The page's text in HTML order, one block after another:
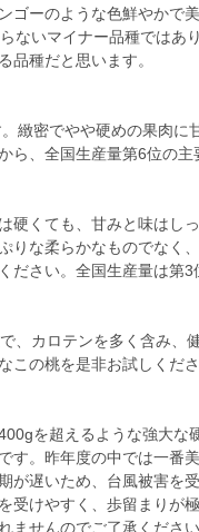
ゴーのような色鮮やかで
ないマイナー品種ではあ
品種だと思います。
緻密でやや硬めの果肉に
ら、全国生産量第6位の主
くても、甘みと味はしっ
りな柔らかなものでなく
ださい。全国生産量は第3
、カロテンを多く含み、
この桃を是非お試しくださ
を超えるような強大な
す。昨年度の中では一番
が遅いため、台風被害を
受けやすく、歩留まりが
ませんのでご了承ください